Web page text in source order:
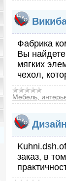
Фабрика
Вы
мягких
чехол,
Мебель,
заказ, в